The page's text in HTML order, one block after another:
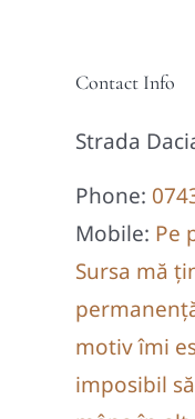
Contact Info
Strada
Phone:
Mobile: Pe
Sursa mă
motiv îmi
imposibil